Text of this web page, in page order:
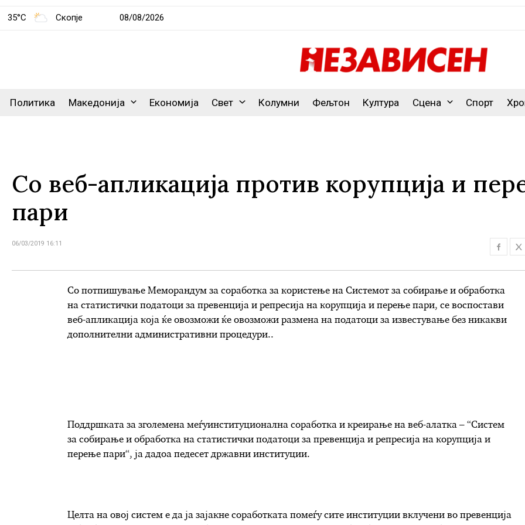
35°C Скопје 08/08/2026
Политика Македонија Економија Свет Колумни Фељтон Култура Сцена Спорт
Со веб-апликација против корупција и
пари
06/03/2019 16:11
Со потпишување Меморандум за соработка за користење на Системот за собирање и обработка
на статистички податоци за превенција и репресија на корупција и перење пари, се воспостави
веб-апликација која ќе овозможи ќе овозможи размена на податоци за известување без никакви
дополнителни административни процедури..
Поддршката за зголемена меѓуинституционална соработка и креирање на веб-алатка – “Систем
за собирање и обработка на статистички податоци за превенција и репресија на корупција и
перење пари“, ја дадоа педесет државни институции.
Целта на овој систем е да ја зајакне соработката помеѓу сите институции вклучени во превенција